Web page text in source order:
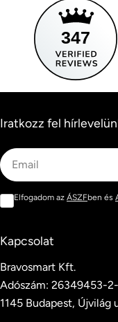
347
Kapcsolat
Bravosmart Kft.
Adószám: 26349453-
1145 Budapest, Újvilág
Iratkozz fel
Email
Elfogadom az ÁSZFben és